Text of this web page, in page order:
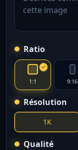
Ratio
1:1 9:16
Résolution
1K
Qualité